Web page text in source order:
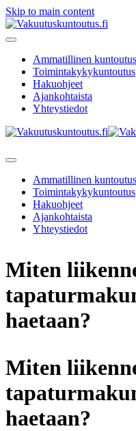
Skip to main content
Ammatillinen kuntoutus
Toimintakykykuntoutus
Hakuohjeet
Ajankohtaista
Yhteystiedot
Ammatillinen kuntoutus
Toimintakykykuntoutus
Hakuohjeet
Ajankohtaista
Yhteystiedot
Miten
haetaan?
Miten
haetaan?